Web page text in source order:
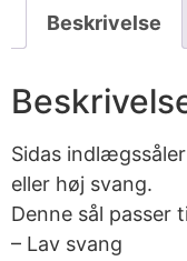
Beskrivelse
Sidas
eller høj svang.
Denne sål passer
– Lav svang